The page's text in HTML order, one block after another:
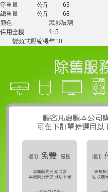
淨重量 公斤 63
總重量 公斤 68
顏色 黑影玻璃
保用全機 年5
變頻式壓縮機年10